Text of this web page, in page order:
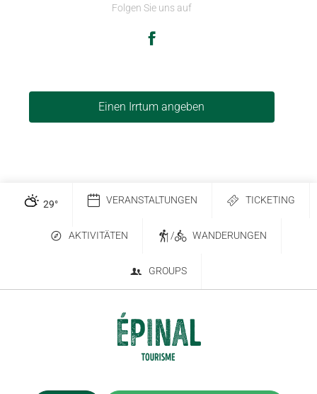
Folgen Sie uns auf
Einen Irrtum angeben
29° VERANSTALTUNGEN TICKETING
AKTIVITÄTEN / WANDERUNGEN
GROUPS